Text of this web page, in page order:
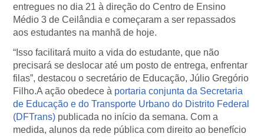
entregues no dia 21 à direção do Centro de Ensino
Médio 3 de Ceilândia e começaram a ser repassados
aos estudantes na manhã de hoje.
“Isso facilitará muito a vida do estudante, que não
precisará se deslocar até um posto de entrega, enfrentar
filas”, destacou o secretário de Educação, Júlio Gregório
Filho.A ação obedece à portaria conjunta da Secretaria
de Educação e do Transporte Urbano do Distrito Federal
(DFTrans) publicada no início da semana. Com a
medida, alunos da rede pública com direito ao benefício